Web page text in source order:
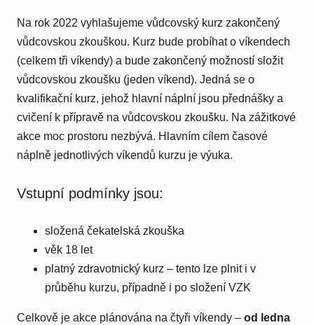
Na rok 2022 vyhlašujeme vůdcovský kurz zakončený
vůdcovskou zkouškou. Kurz bude probíhat o víkendech
(celkem tři víkendy) a bude zakončený možností složit
vůdcovskou zkoušku (jeden víkend). Jedná se o
kvalifikační kurz, jehož hlavní náplní jsou přednášky a
cvičení k přípravě na vůdcovskou zkoušku. Na zážitkové
akce moc prostoru nezbývá. Hlavním cílem časové
náplně jednotlivých víkendů kurzu je výuka.
Vstupní podmínky jsou:
složená čekatelská zkouška
věk 18 let
platný zdravotnický kurz – tento lze plnit i v
průběhu kurzu, případně i po složení VZK
Celkově je akce plánována na čtyři víkendy – od ledna